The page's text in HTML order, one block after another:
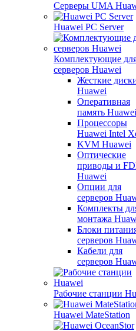
Серверы UMA
Huawei PC Server
Комплектующие
серверов Huawei
Жесткие
Huawei
Оперативная
память Huawei
Процессоры
Huawei Intel
KVM Huawei
Оптические
приводы и
Huawei
Опции для
серверов
Комплекты
монтажа
Блоки
серверов
Кабели для
серверов
Рабочие станции
Huawei MateStation